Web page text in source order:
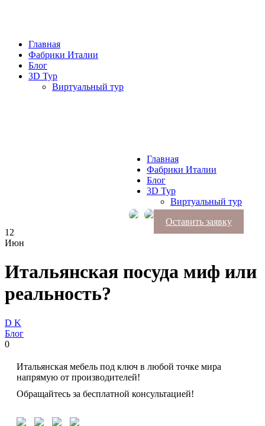
Главная
Фабрики Италии
Блог
3D Тур
Виртуальный тур
Главная
Фабрики Италии
Блог
3D Тур
Виртуальный тур
Оставить заявку
12
Июн
Итальянская посуда миф или
реальность?
D K
Блог
0
Итальянская мебель под ключ в любой точке мира
напрямую от производителей!
Обращайтесь за бесплатной консультацией!